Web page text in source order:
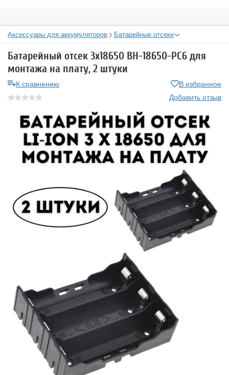
Аксессуары для аккумуляторов Батарейные отсеки
Батарейный отсек 3х18650 BH-18650-PC6 для
монтажа на плату, 2 штуки
К сравнению
В избранное
Добавить отзыв